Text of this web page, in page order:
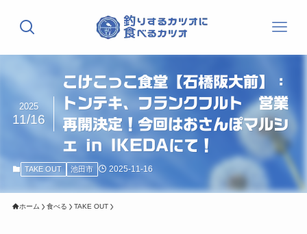
こけこっこ食堂【石橋阪大前】：
トンテキ、フランクフルト 営業
再開決定！今回はおさんぽマルシ
ェ in IKEDAにて！
2025
11/16
TAKE OUT 池田市 2025-11-16
ホーム 食べる TAKE OUT